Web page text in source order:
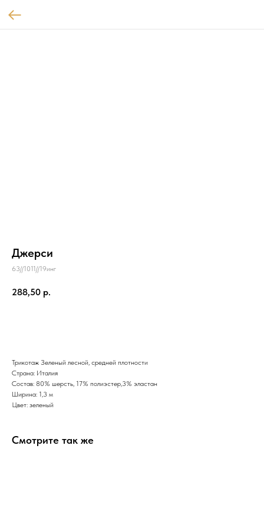
Джерси
63//1011//19инг
288,50 р.
Трикотаж Зеленый лесной, средней плотности
Страна: Италия
Состав: 80% шерсть, 17% полиэстер,3% эластан
Ширина: 1,3 м
Цвет: зеленый
Смотрите так же